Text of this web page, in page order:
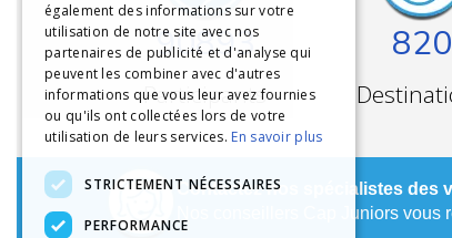
90893
Participants
820
Contactez nos spécialistes des
Nos conseillers Cap Juniors
également des informations sur votre
utilisation de notre site avec nos
partenaires de publicité et d'analyse qui
peuvent les combiner avec d'autres
informations que vous leur avez fournies
ou qu'ils ont collectées lors de votre
utilisation de leurs services. En savoir plus
STRICTEMENT NÉCESSAIRES
PERFORMANCE